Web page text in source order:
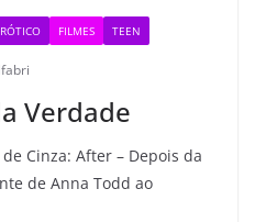
FILMES TEEN
Verdade
Cinza: After – Depois da
de Anna Todd ao